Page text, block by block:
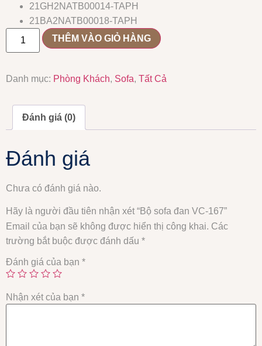
21GH2NATB00014-TAPH
21BA2NATB00018-TAPH
THÊM VÀO GIỎ HÀNG
Danh mục: Phòng Khách, Sofa, Tất Cả
Đánh giá (0)
Đánh giá
Chưa có đánh giá nào.
Hãy là người đầu tiên nhận xét “Bộ sofa đan VC-167”
Email của bạn sẽ không được hiển thị công khai. Các
trường bắt buộc được đánh dấu *
Đánh giá của bạn *
Nhận xét của bạn *